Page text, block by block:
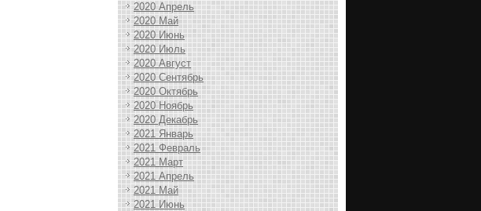
2020 Апрель
2020 Май
2020 Июнь
2020 Июль
2020 Август
2020 Сентябрь
2020 Октябрь
2020 Ноябрь
2020 Декабрь
2021 Январь
2021 Февраль
2021 Март
2021 Апрель
2021 Май
2021 Июнь